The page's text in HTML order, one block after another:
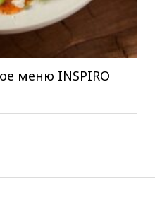
меню INSPIRO